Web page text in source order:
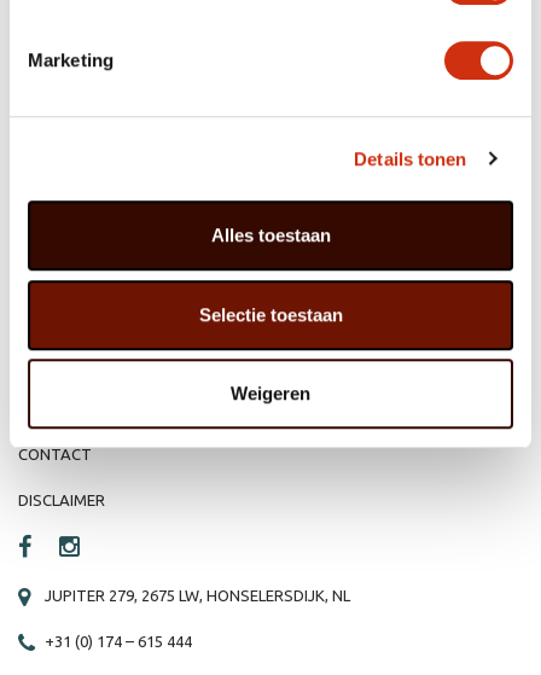
Marketing
Details tonen
Alles toestaan
Selectie toestaan
Weigeren
HOME
PRODUCTEN
WEBSHOP
NIEUWS
VACATURE
CONTACT
DISCLAIMER
JUPITER 279, 2675 LW, HONSELERSDIJK, NL
+31 (0) 174 – 615 444